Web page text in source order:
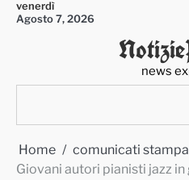
Skipvenerdì
Agosto 7, 2026
news
Home
comunicati stampa
Giovani autori pianisti jazz